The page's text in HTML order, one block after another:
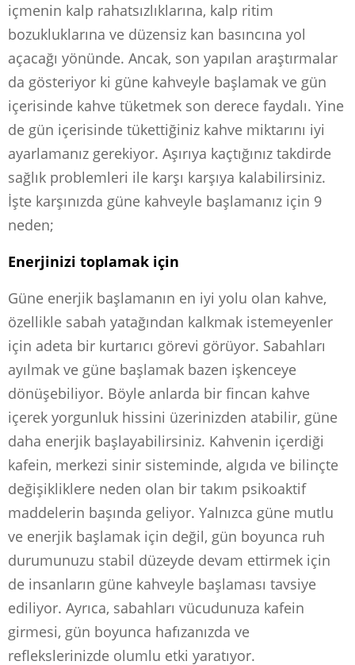
içmenin kalp rahatsızlıklarına, kalp ritim
bozukluklarına ve düzensiz kan basıncına yol
açacağı yönünde. Ancak, son yapılan araştırmalar
da gösteriyor ki güne kahveyle başlamak ve gün
içerisinde kahve tüketmek son derece faydalı. Yine
de gün içerisinde tükettiğiniz kahve miktarını iyi
ayarlamanız gerekiyor. Aşırıya kaçtığınız takdirde
sağlık problemleri ile karşı karşıya kalabilirsiniz.
İşte karşınızda güne kahveyle başlamanız için 9
neden;
Enerjinizi toplamak için
Güne enerjik başlamanın en iyi yolu olan kahve,
özellikle sabah yatağından kalkmak istemeyenler
için adeta bir kurtarıcı görevi görüyor. Sabahları
ayılmak ve güne başlamak bazen işkenceye
dönüşebiliyor. Böyle anlarda bir fincan kahve
içerek yorgunluk hissini üzerinizden atabilir, güne
daha enerjik başlayabilirsiniz. Kahvenin içerdiği
kafein, merkezi sinir sisteminde, algıda ve bilinçte
değişikliklere neden olan bir takım psikoaktif
maddelerin başında geliyor. Yalnızca güne mutlu
ve enerjik başlamak için değil, gün boyunca ruh
durumunuzu stabil düzeyde devam ettirmek için
de insanların güne kahveyle başlaması tavsiye
ediliyor. Ayrıca, sabahları vücudunuza kafein
girmesi, gün boyunca hafızanızda ve
reflekslerinizde olumlu etki yaratıyor.